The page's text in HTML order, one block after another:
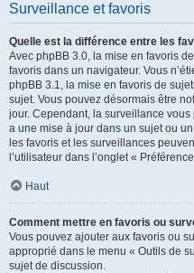
Surveillance et favoris
Quelle est la différence entre les
Avec phpBB 3.0, la mise en favoris
favoris dans un navigateur. Vous
phpBB 3.1, la mise en favoris de
sujet. Vous pouvez désormais être
jour. Cependant, la surveillance vous
a une mise à jour dans un sujet ou
les favoris et les surveillances
l’utilisateur dans l’onglet «
Haut
Comment mettre en favoris ou
Vous pouvez ajouter aux favoris ou
approprié dans le menu « Outils de
sujet de discussion.